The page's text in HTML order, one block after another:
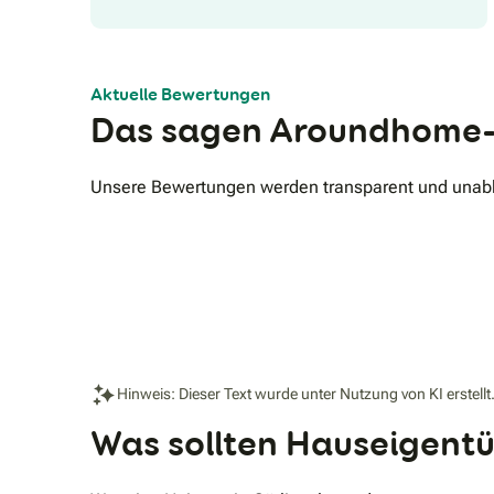
Aktuelle Bewertungen
Das sagen
Unsere Bewertungen werden transparent und
Hinweis: Dieser Text wurde unter Nutzung von KI erstellt.
Was sollten